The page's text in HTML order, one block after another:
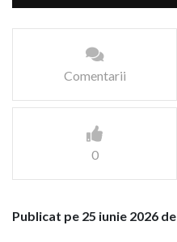
Comentarii
0
Publicat pe 25 iunie 2026 de